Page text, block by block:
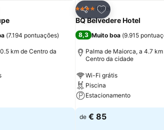
aos favoritos
(7.194 pontuações)
km de Centro da
Partilhar
Adicionar aos
4 EstrelasHotel
BQ Belvedere Hotel
8,3 Muito boa (9.915
Palma de Maiorca, a 4.7
Centro da cidade
Wi-Fi grátis
Piscina
Estacionamento
de € 85